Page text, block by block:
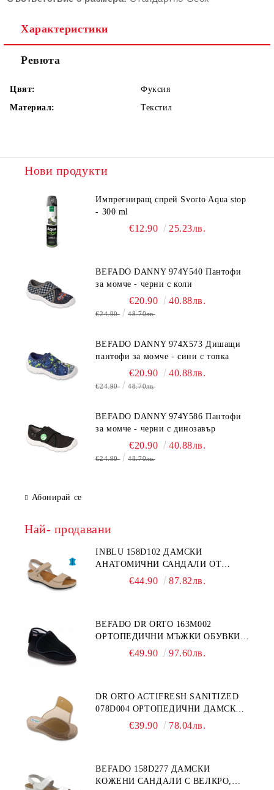
Характеристики
Ревюта
Цвят:
Фуксия
Материал:
Текстил
Нови продукти
Импрегниращ спрей Svorto Aqua stop
- 300 ml
€12.90 25.23лв.
BEFADO DANNY 974Y540 Пантофи
за момче - черни с коли
€20.90 40.88лв.
€24.90 48.70лв.
BEFADO DANNY 974X573 Дишащи
пантофи за момче - сини с топка
€20.90 40.88лв.
€24.90 48.70лв.
BEFADO DANNY 974Y586 Пантофи
за момче - черни с динозавър
€20.90 40.88лв.
€24.90 48.70лв.
Абонирай се
Най- продавани
INBLU 158D102 ДАМСКИ
АНАТОМИЧНИ САНДАЛИ ОТ
ЕСТЕСТВЕНА КОЖА, БЕЖОВИ
€44.90 87.82лв.
BEFADO DR ORTO 163M002
ОРТОПЕДИЧНИ МЪЖКИ ОБУВКИ
ЗА ГИПСИРАН ИЛИ СВРЪХ
€49.90 97.60лв.
DR ORTO ACTIFRESH SANITIZED
078D004 ОРТОПЕДИЧНИ ДАМСКИ
ЧЕХЛИ ЗА МНОГО ОТЕКЪЛ КРАК,
€39.90 78.04лв.
BEFADO 158D277 ДАМСКИ
КОЖЕНИ САНДАЛИ С ВЕЛКРО,